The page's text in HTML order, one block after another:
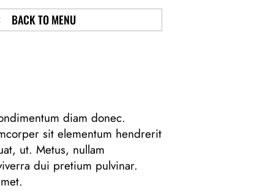
BACK TO MENU
diam donec.
sit elementum hendrerit
ut. Metus, nullam
dui pretium pulvinar.